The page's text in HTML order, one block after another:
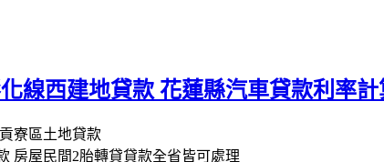
線西建地貸款 花蓮縣汽車貸款利率計
寮區土地貸款
房屋民間2胎轉貸貸款全省皆可處理